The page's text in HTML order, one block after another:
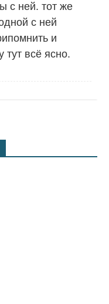
с ней. тот же
с ней
и
тут всё ясно.